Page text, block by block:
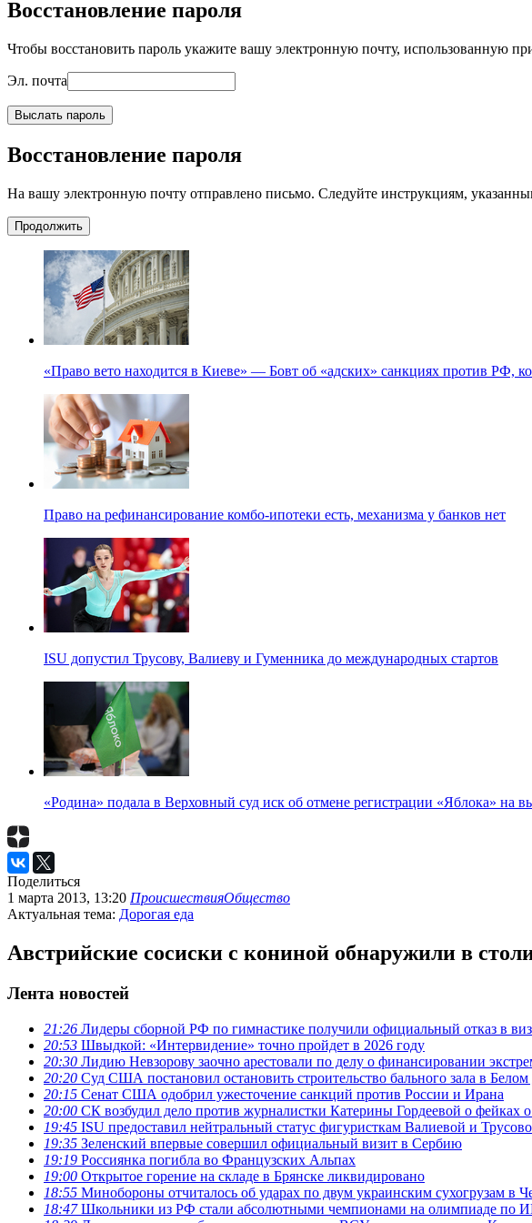
Восстановление пароля
Чтобы восстановить пароль укажите вашу электронную почту, использованную
Эл. почта
Выслать пароль
Восстановление пароля
На вашу электронную почту отправлено письмо. Следуйте инструкциям,
Продолжить
«Право вето находится в Киеве» — Бовт об «адских» санкциях против РФ,
Право на рефинансирование комбо-ипотеки есть, механизма у банков нет
ISU допустил Трусову, Валиеву и Гуменника до международных стартов
«Родина» подала в Верховный суд иск об отмене регистрации «Яблока» на
Поделиться
1 марта 2013, 13:20 ПроисшествияОбщество
Актуальная тема: Дорогая еда
Австрийские сосиски с кониной обнаружили в
Лента новостей
21:26 Лидеры сборной РФ по гимнастике получили официальный отказ в
20:53 Швыдкой: «Интервидение» точно пройдет в 2026 году
20:30 Лидию Невзорову заочно арестовали по делу о финансировании
20:20 Суд США постановил остановить строительство бального зала в Белом
20:15 Сенат США одобрил ужесточение санкций против России и Ирана
20:00 СК возбудил дело против журналистки Катерины Гордеевой о фейках
19:45 ISU предоставил нейтральный статус фигуристкам Валиевой и
19:35 Зеленский впервые совершил официальный визит в Сербию
19:19 Россиянка погибла во Французских Альпах
19:00 Открытое горение на складе в Брянске ликвидировано
18:55 Минобороны отчиталось об ударах по двум украинским сухогрузам в
18:47Школьники из РФ стали абсолютными чемпионами на олимпиаде по